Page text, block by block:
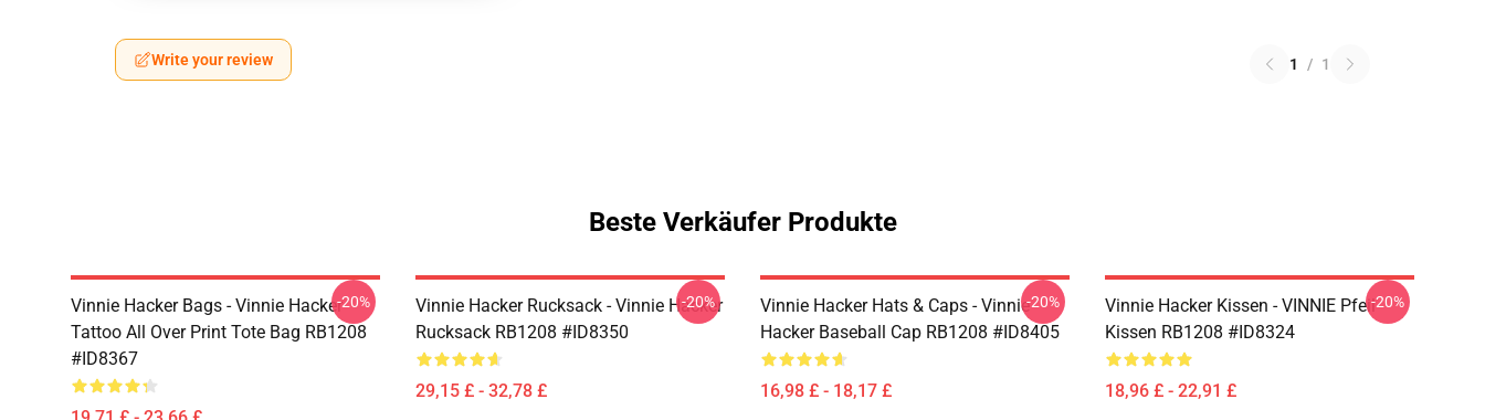
Write your review 1 / 1
Beste Verkäufer Produkte
Vinnie Hacker Bags - Vinnie Hacker
Tattoo All Over Print Tote Bag RB1208
#ID8367
-20%
Vinnie Hacker Rucksack - Vinnie Hacker
Rucksack RB1208 #ID8350
29,15 £ - 32,78 £
-20%
Vinnie Hacker Hats & Caps - Vinnie
Hacker Baseball Cap RB1208 #ID8405
16,98 £ - 18,17 £
-20%
Vinnie Hacker Kissen - VINNIE Pfeil
Kissen RB1208 #ID8324
18,96 £ - 22,91 £
-20%